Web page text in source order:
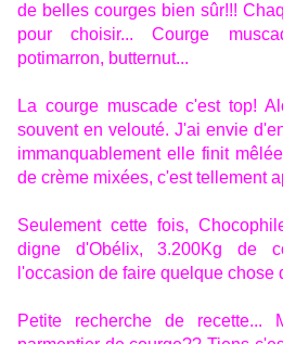
de belles courges bien sûr!!!
pour choisir... Courge
potimarron, butternut...
La courge muscade c'est top!
souvent en velouté. J'ai envie
immanquablement elle finit
de crème mixées, c'est tellement
Seulement cette fois,
digne d'Obélix, 3.200Kg de
l'occasion de faire quelque chose
Petite recherche de recette...